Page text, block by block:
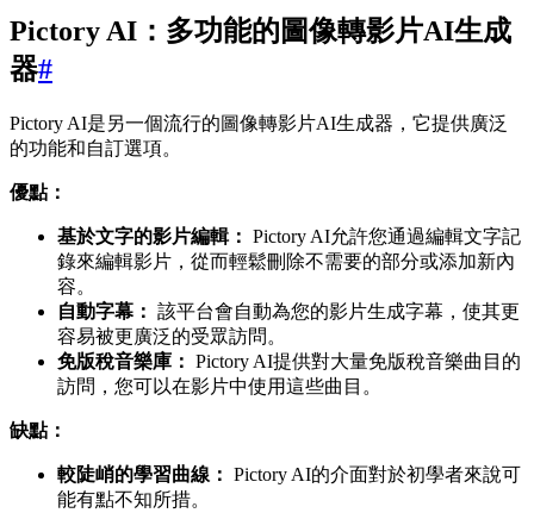
Pictory AI：多功能的圖像轉影片AI生成
器#
Pictory AI是另一個流行的圖像轉影片AI生成器，它提供廣泛
的功能和自訂選項。
優點：
基於文字的影片編輯： Pictory AI允許您通過編輯文字記
錄來編輯影片，從而輕鬆刪除不需要的部分或添加新內
容。
自動字幕： 該平台會自動為您的影片生成字幕，使其更
容易被更廣泛的受眾訪問。
免版稅音樂庫： Pictory AI提供對大量免版稅音樂曲目的
訪問，您可以在影片中使用這些曲目。
缺點：
較陡峭的學習曲線： Pictory AI的介面對於初學者來說可
能有點不知所措。